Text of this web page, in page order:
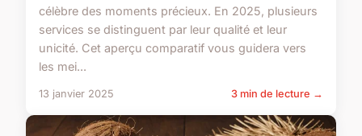
célèbre des moments précieux. En 2025, plusieurs
services se distinguent par leur qualité et leur
unicité. Cet aperçu comparatif vous guidera vers
les mei...
13 janvier 2025 3 min de lecture →